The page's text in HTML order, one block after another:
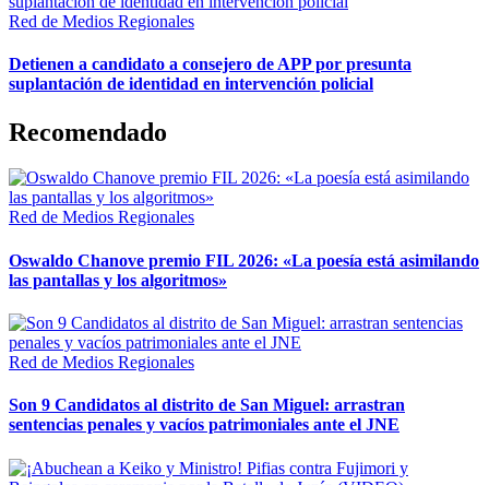
Red de Medios Regionales
Detienen a candidato a consejero de APP por presunta
suplantación de identidad en intervención policial
Recomendado
Red de Medios Regionales
Oswaldo Chanove premio FIL 2026: «La poesía está asimilando
las pantallas y los algoritmos»
Red de Medios Regionales
Son 9 Candidatos al distrito de San Miguel: arrastran
sentencias penales y vacíos patrimoniales ante el JNE